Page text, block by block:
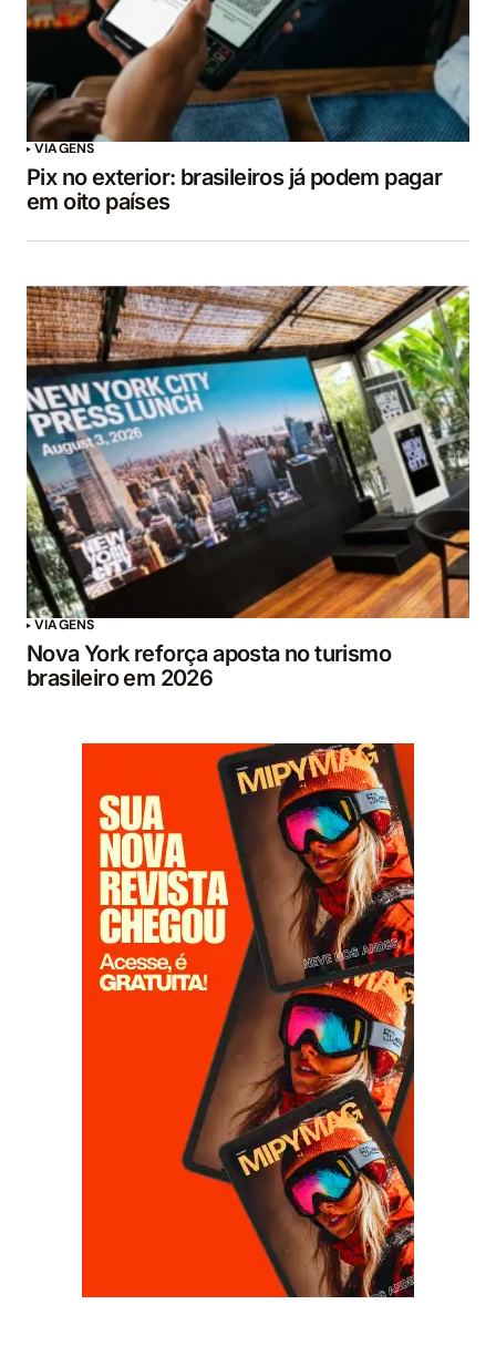
VIAGENS
Pix no exterior: brasileiros já podem pagar
em oito países
VIAGENS
Nova York reforça aposta no turismo
brasileiro em 2026